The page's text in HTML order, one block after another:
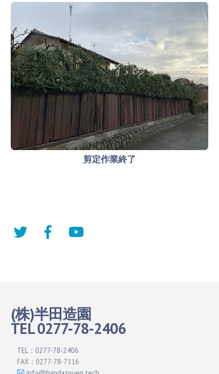
剪定作業終了
(株)半田造園
TEL 0277-78-2406
TEL：0277-78-2406
FAX：0277-78-7116